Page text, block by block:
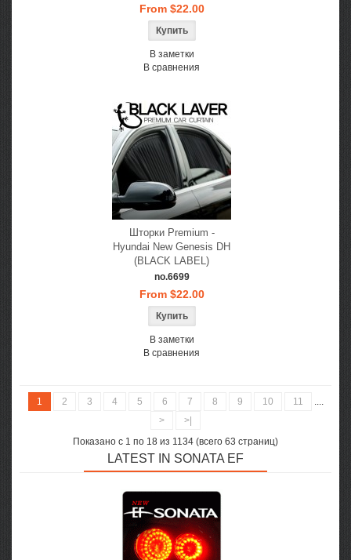
From $22.00
В заметки
В сравнения
Шторки Premium -
Hyundai New Genesis DH
(BLACK LABEL)
no.6699
From $22.00
В заметки
В сравнения
1 2 3 4 5 6 7 8 9 10 11
....
>
>|
Показано с 1 по 18 из 1134 (всего 63 страниц)
LATEST IN SONATA EF